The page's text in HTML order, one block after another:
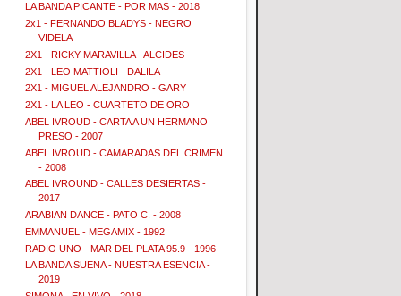
LA BANDA PICANTE - POR MAS - 2018
2x1 - FERNANDO BLADYS - NEGRO
VIDELA
2X1 - RICKY MARAVILLA - ALCIDES
2X1 - LEO MATTIOLI - DALILA
2X1 - MIGUEL ALEJANDRO - GARY
2X1 - LA LEO - CUARTETO DE ORO
ABEL IVROUD - CARTA A UN HERMANO
PRESO - 2007
ABEL IVROUD - CAMARADAS DEL CRIMEN
- 2008
ABEL IVROUND - CALLES DESIERTAS -
2017
ARABIAN DANCE - PATO C. - 2008
EMMANUEL - MEGAMIX - 1992
RADIO UNO - MAR DEL PLATA 95.9 - 1996
LA BANDA SUENA - NUESTRA ESENCIA -
2019